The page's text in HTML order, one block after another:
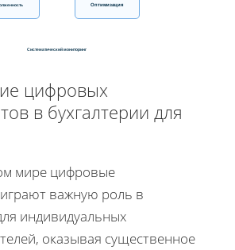
Оптимизация
Систематический мониторинг
цифровых
в бухгалтерии для
мире цифровые
важную роль в
индивидуальных
оказывая существенное